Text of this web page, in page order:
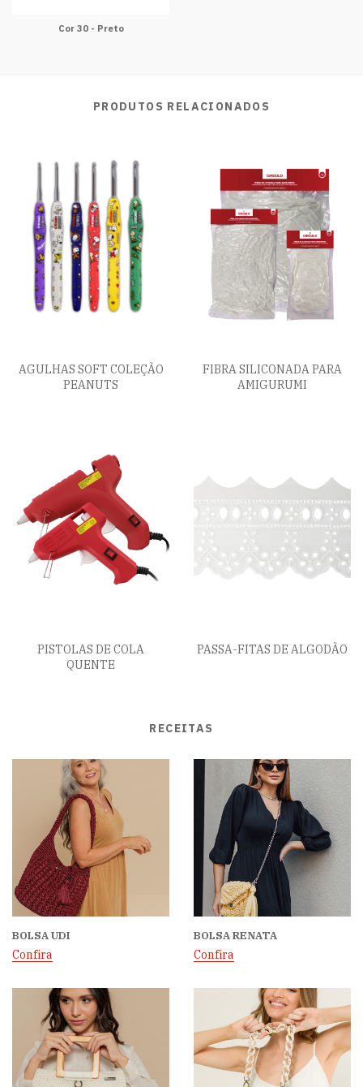
Cor 30 - Preto
PRODUTOS RELACIONADOS
AGULHAS SOFT COLEÇÃO
PEANUTS
FIBRA SILICONADA PARA
AMIGURUMI
PISTOLAS DE COLA
QUENTE
PASSA-FITAS DE ALGODÃO
RECEITAS
BOLSA UDI
Confira
BOLSA RENATA
Confira